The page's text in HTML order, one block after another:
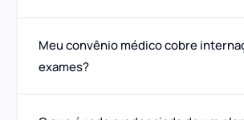
Meu convênio médico cobre
exames?